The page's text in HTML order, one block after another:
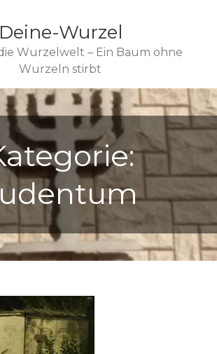
Deine-Wurzel
Wurzelwelt – Ein Baum ohne
Wurzeln stirbt